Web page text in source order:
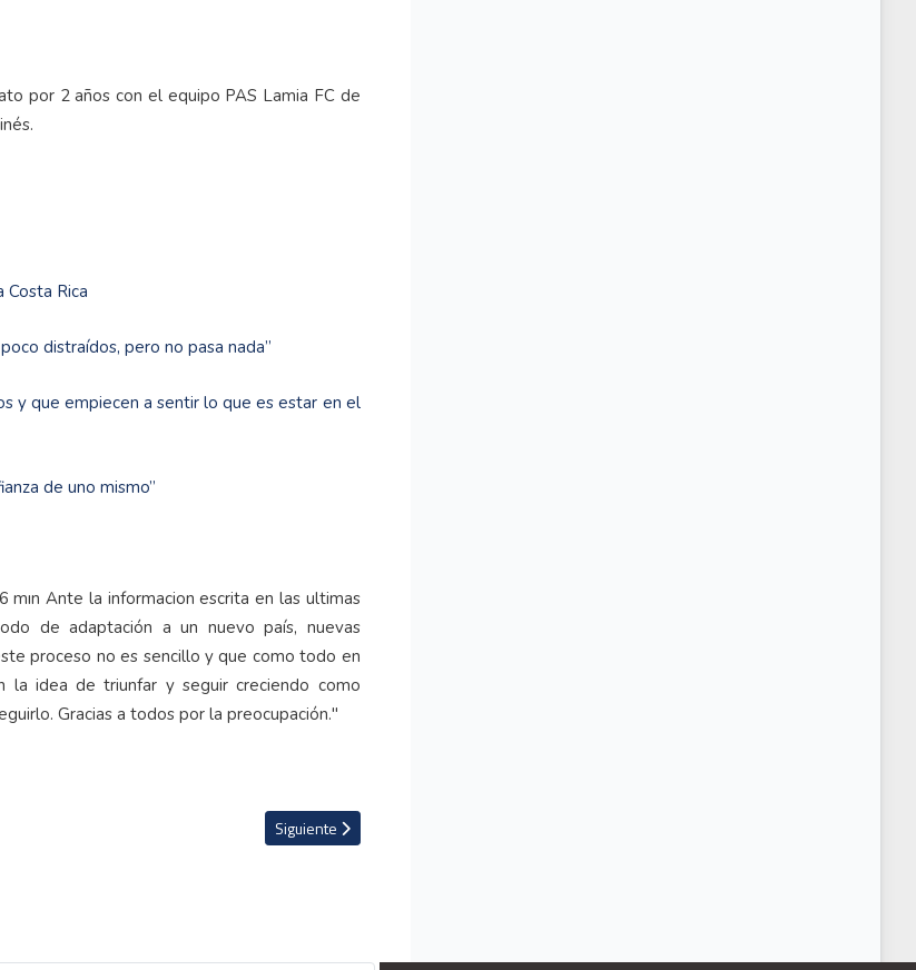
por 2 años con el equipo PAS Lamia FC de
Costa Rica
distraídos, pero no pasa nada”
y que empiecen a sentir lo que es estar en el
de uno mismo”
Artículo siguiente: (VIDEO) Cristopher Núñez incómodo en Grecia y desea regresar a Costa Rica
Siguiente